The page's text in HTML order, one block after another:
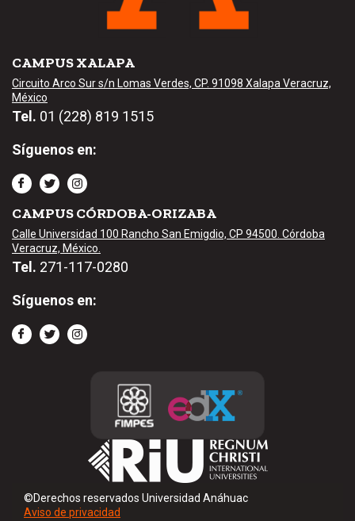
CAMPUS XALAPA
Circuito Arco Sur s/n Lomas Verdes, CP. 91098 Xalapa Veracruz,
México
Tel. 01 (228) 819 1515
Síguenos en:
CAMPUS CÓRDOBA-ORIZABA
Calle Universidad 100 Rancho San Emigdio, CP 94500. Córdoba
Veracruz, México.
Tel. 271-117-0280
Síguenos en:
©Derechos reservados Universidad Anáhuac
Aviso de privacidad